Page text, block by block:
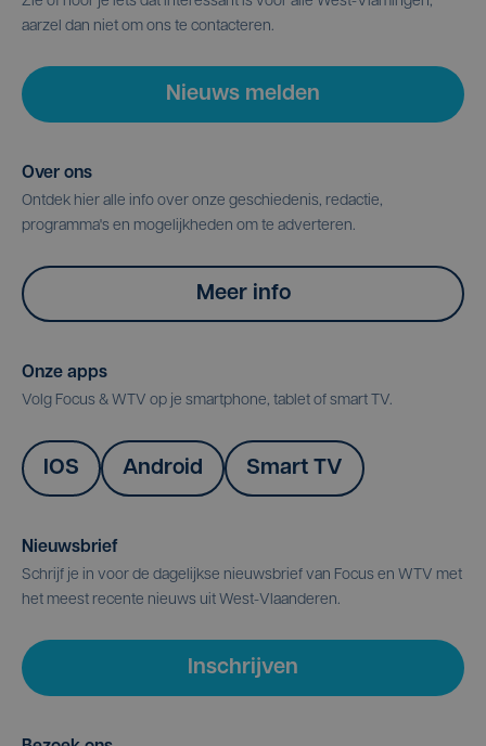
aarzel dan niet om ons te contacteren.
Nieuws melden
Over ons
Ontdek hier alle info over onze geschiedenis, redactie,
programma's en mogelijkheden om te adverteren.
Meer info
Onze apps
Volg Focus & WTV op je smartphone, tablet of smart TV.
IOS Android Smart TV
Nieuwsbrief
Schrijf je in voor de dagelijkse nieuwsbrief van Focus en WTV met
het meest recente nieuws uit West-Vlaanderen.
Inschrijven